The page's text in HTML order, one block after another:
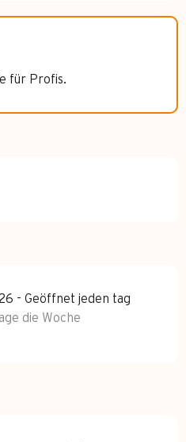
für Profis.
- Geöffnet jeden tag
die Woche